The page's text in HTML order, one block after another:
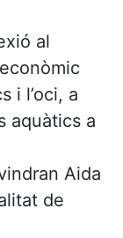
al
i l’oci, a
aquàtics a
Aida
de